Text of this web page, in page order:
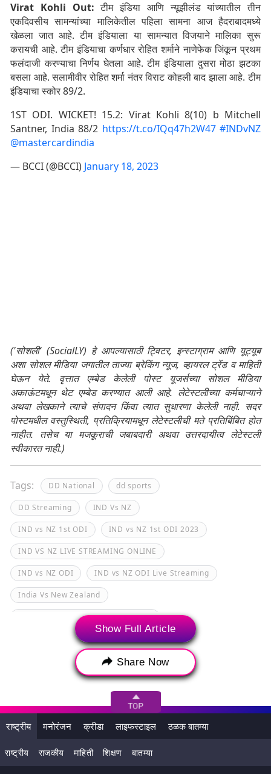
Virat Kohli Out: टीम इंडिया आणि न्यूझीलंड यांच्यातील तीन
एकदिवसीय सामन्यांच्या मालिकेतील पहिला सामना आज हैदराबादमध्ये
खेळला जात आहे. टीम इंडियाला या सामन्यात विजयाने मालिका सुरू
करायची आहे. टीम इंडियाचा कर्णधार रोहित शर्माने नाणेफेक जिंकून प्रथम
फलंदाजी करण्याचा निर्णय घेतला आहे. टीम इंडियाला दुसरा मोठा झटका
बसला आहे. सलामीवीर रोहित शर्मा नंतर विराट कोहली बाद झाला आहे. टीम
इंडियाचा स्कोर 89/2.
1ST ODI. WICKET! 15.2: Virat Kohli 8(10) b Mitchell
Santner, India 88/2 https://t.co/IQq47h2W47 #INDvNZ
@mastercardindia
— BCCI (@BCCI) January 18, 2023
('सोशली' (SocialLY) हे आपल्यासाठी ट्विटर, इन्स्टाग्राम आणि यूट्यूब
अशा सोशल मीडिया जगातील ताज्या ब्रेकिंग न्यूज, व्हायरल ट्रेंड व माहिती
घेऊन येते. वृत्तात एम्बेड केलेली पोस्ट यूजर्सच्या सोशल मीडिया
अकाऊंटमधून थेट एम्बेड करण्यात आली आहे. लेटेस्टलीच्या कर्मचाऱ्याने
अथवा लेखकाने त्याचे संपादन किंवा त्यात सुधारणा केलेली नाही. सदर
पोस्टमधील वस्तुस्थिती, प्रतिक्रियामधून लेटेस्टलीची मते प्रतिबिंबित होत
नाहीत. तसेच या मजकूराची जबाबदारी अथवा उत्तरदायीत्व लेटेस्टली
स्वीकारत नाही.)
Tags: DD National dd sports
DD Streaming IND Vs NZ
IND vs NZ 1st ODI IND vs NZ 1st ODI 2023
IND VS NZ LIVE STREAMING ONLINE
IND vs NZ ODI IND vs NZ ODI Live Streaming
India Vs New Zealand
India vs New Zealand 1st ODI 2023
India vs New Zealand Free Telecast
India vs New Zealand Live Streaming
India vs New Zealand Live Telecast
India vs New Zealand ODI Live Streaming
India vs New Zealand ODI series
India vs New Zealand Telecast
India vs NZ ODI Update Indian Cricket Team
Show Full Article
Share Now
राष्ट्रीय मनोरंजन क्रीडा लाइफस्टाइल ठळक बातम्या
राष्ट्रीय राजकीय माहिती शिक्षण बातम्या